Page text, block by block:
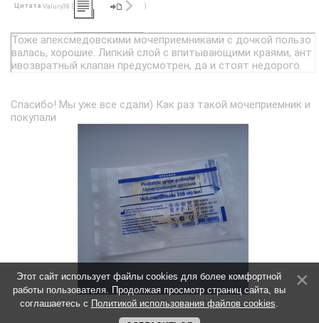
Цитата Valury38 ( )
Тоже апексмедовскими мочеприемниками с дочкой пользо
валась, хорошие. Липкий слой с впитывающими краями, ант
ивозвратный клапан предусмотрен, да и стоят недорого.
Спасибо! Мы уже все сдали) Как раз такой мочеприемник и
покупали
Этот сайт использует файлы cookies для более комфортной
работы пользователя. Продолжая просмотр страниц сайта, вы
соглашаетесь с Политикой использования файлов cookies.